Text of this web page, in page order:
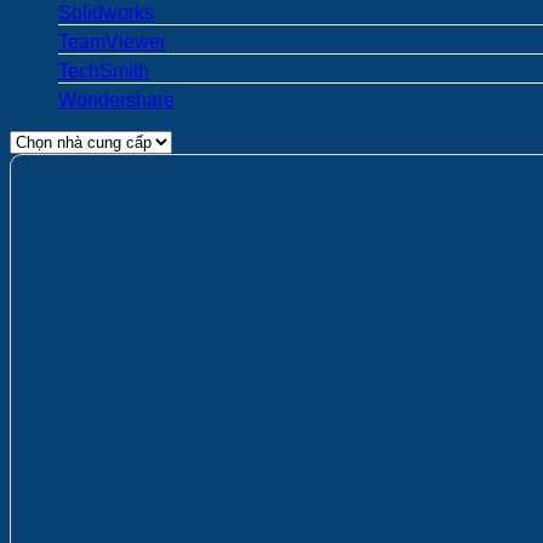
Solidworks
TeamViewer
TechSmith
Wondershare